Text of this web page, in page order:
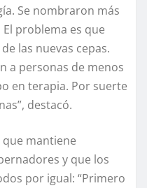
Se nombraron más
problema es que
las nuevas cepas.
a personas de menos
en terapia. Por suerte
destacó.
mantiene
y que los
por igual: “Primero